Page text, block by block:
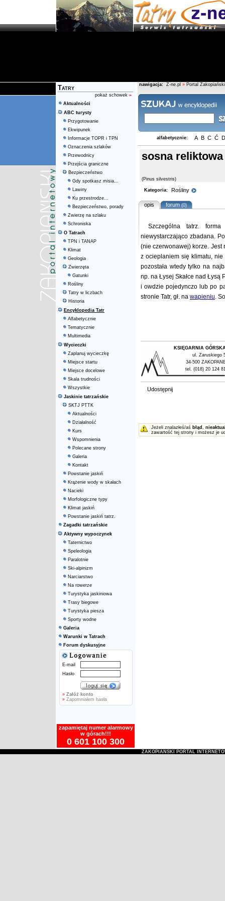
Tatry
pokaż schowek »
Aktualności
ABC turysty
Przygotowanie
Ekwipunek
Informacje TOPR i TPN
Oznaczenia szlaków
Przewodnicy
Przejścia graniczne
Bezpieczeństwo
Gdy spotkasz misia...
Lawiny
Ku przestrodze...
Bezpieczeństwo, porady
Zwierzę na szlaku
Schroniska
O Tatrach
TPN i TANAP
Klimat
Geologia
Zwierzęta
Gatunki
Rośliny
Tatry w liczbach
Historia
Encyklopedia Tatr
Alfabetycznie
Tematycznie
Multimedia
Wycieczki
Zaplanuj wycieczkę
Miejsce startu
Miejsce docelowe
Skala trudności
Wszystkie
Jaskinie tatrzańskie
SKTJ PTTK
Aktualności
Działalność
Kurs
Wspomnienia
Polecane strony
Galeria
Kontakt
Powstanie jaskiń
Krążenie wody w skałach
Nacieki
Morfologiczne typy
Klimat jaskiń
Powstanie jaskiń tatrz.
Zagadki tatrzańskie
Aktywny wypoczynek
Taternictwo
Speleologia
Paralotnie
Ski-alpinizm
Narciarstwo
Na rowerze
Turystyka jaskiniowa
Trasy biegowe
Turystyka piesza
Sporty wodne
Galeria
Warunki w Tatrach
Forum dyskusyjne
E-mail
Hasło
» Załóż konto
»Zapomniałem hasła
zapamiętaj numer alarmowy
w górach!!!
0 601 100 300
nawigacja: Z-ne.pl » Portal Zakopiański
alfabetycznie: A B C Ć D
sosna
(Pinus silvestris)
Kategoria: Rośliny
opis forum(0)
Szczególna tatrz.
niewystarczająco zbadana.
(nie czerwonawej) korze. Jest
z ocieplaniem się klimatu, nie
pozostała wtedy tylko na
np. na Łysej Skałce nad Łysą
i owdzie pojedynczo lub po
stronie Tatr, gł. na wapieniu.
KSIĘGARNIA
ul. Zaruskiego
34-500
tel. (018) 20 124
Udostępnij
Jeżeli znalazłeś/aś błąd ,
zawartość tej strony i możesz je
ZAKOPIAŃSKI PORTAL